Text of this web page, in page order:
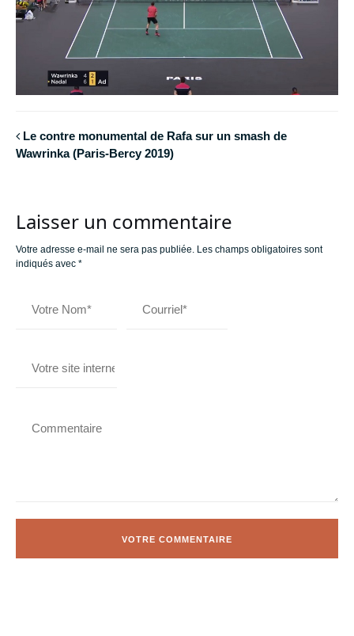
Le contre monumental de Rafa sur un smash de
Wawrinka (Paris-Bercy 2019)
Laisser un commentaire
Votre adresse e-mail ne sera pas publiée. Les champs obligatoires sont
indiqués avec *